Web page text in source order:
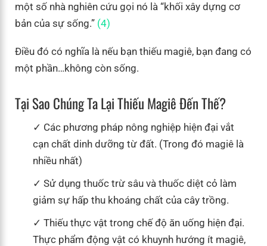
một số nhà nghiên cứu gọi nó là “khối xây dựng cơ
bản của sự sống.” (4)
Điều đó có nghĩa là nếu bạn thiếu magiê, bạn đang có
một phần…không còn sống.
Tại Sao Chúng Ta Lại Thiếu Magiê Đến Thế?
Các phương pháp nông nghiệp hiện đại vắt
cạn chất dinh dưỡng từ đất. (Trong đó magiê là
nhiều nhất)
Sử dụng thuốc trừ sâu và thuốc diệt cỏ làm
giảm sự hấp thu khoáng chất của cây trồng.
Thiếu thực vật trong chế độ ăn uống hiện đại.
Thực phẩm động vật có khuynh hướng ít magiê,